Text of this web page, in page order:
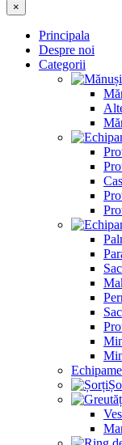
×
Principala
Despre noi
Categorii